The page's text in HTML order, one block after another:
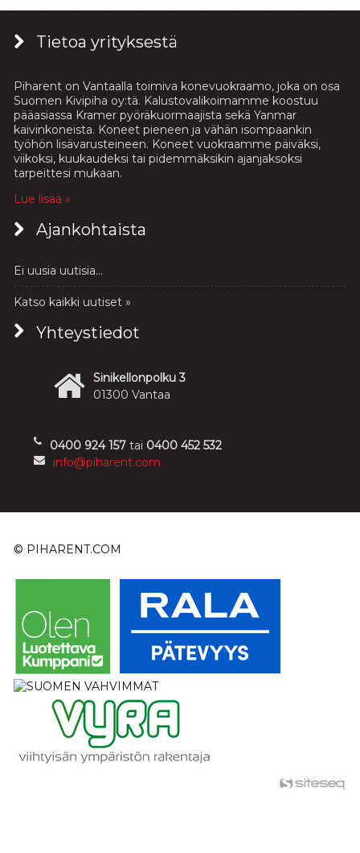
Tietoa yrityksestä
Piharent on Vantaalla toimiva konevuokraamo, joka on osa
Suomen Kivipiha oy:tä. Kalustovalikoimamme koostuu
pääasiassa Kramer pyöräkuormaajista sekä Yanmar
kaivinkoneista. Koneet pieneen ja vähän isompaankin
työhön lisävarusteineen. Koneet vuokraamme päiväksi,
viikoksi, kuukaudeksi tai pidemmäksikin ajanjaksoksi
tarpeittesi mukaan.
Lue lisää »
Ajankohtaista
Ei uusia uutisia...
Katso kaikki uutiset »
Yhteystiedot
Sinikellonpolku 3
01300 Vantaa
0400 924 157tai 0400 452 532
info@piharent.com
© PIHARENT.COM